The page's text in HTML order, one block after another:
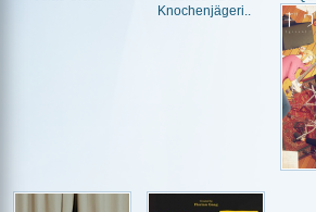
Knochenjägeri..